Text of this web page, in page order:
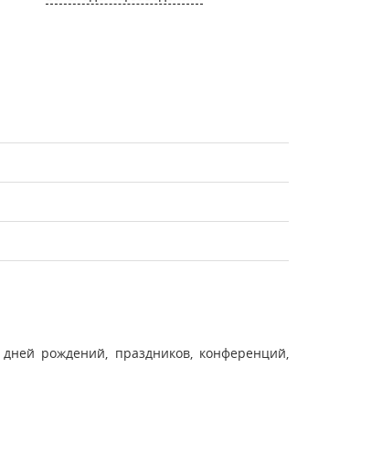
рождений, праздников, конференций,